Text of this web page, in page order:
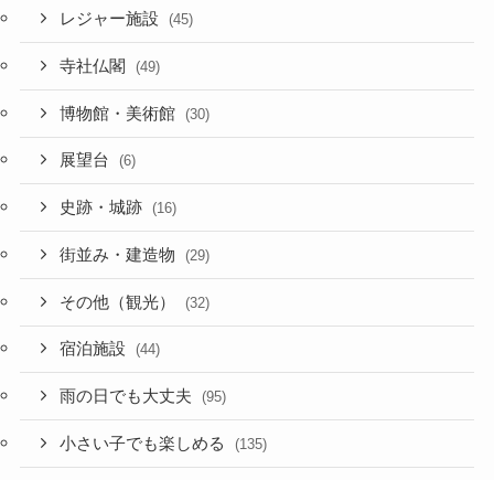
レジャー施設 (45)
寺社仏閣 (49)
博物館・美術館 (30)
展望台 (6)
史跡・城跡 (16)
街並み・建造物 (29)
その他（観光） (32)
宿泊施設 (44)
雨の日でも大丈夫 (95)
小さい子でも楽しめる (135)